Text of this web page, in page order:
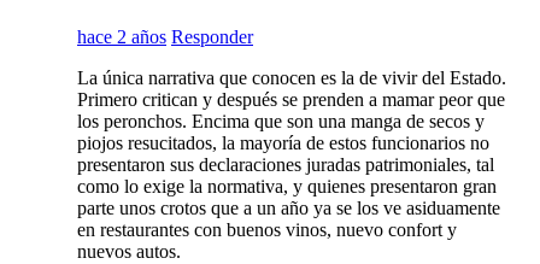
hace 2 años Responder
La única narrativa que conocen es la de vivir del Estado.
Primero critican y después se prenden a mamar peor que
los peronchos. Encima que son una manga de secos y
piojos resucitados, la mayoría de estos funcionarios no
presentaron sus declaraciones juradas patrimoniales, tal
como lo exige la normativa, y quienes presentaron gran
parte unos crotos que a un año ya se los ve asiduamente
en restaurantes con buenos vinos, nuevo confort y
nuevos autos.